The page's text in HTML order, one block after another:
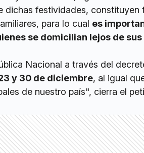
dichas festividades,
para lo cual es
se domicilian lejos de
Nacional a través del
y 30 de diciembre, al igual
de nuestro país", cierra el